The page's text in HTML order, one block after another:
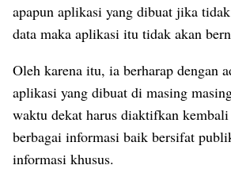
apapun aplikasi yang dibuat jika
data maka aplikasi itu tidak akan
Oleh karena itu, ia berharap dengan
aplikasi yang dibuat di masing
waktu dekat harus diaktifkan
berbagai informasi baik bersifat
informasi khusus.